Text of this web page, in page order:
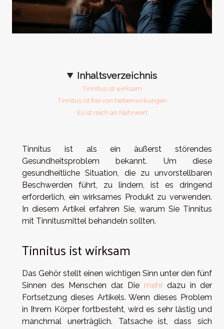
Inhaltsverzeichnis
Tinnitus ist wirksam
Tinnitus ist frei von Nebenwirkungen
Es ist reich an Nährwert
Tinnitus ist als ein äußerst störendes
Gesundheitsproblem bekannt. Um diese
gesundheitliche Situation, die zu unvorstellbaren
Beschwerden führt, zu lindern, ist es dringend
erforderlich, ein wirksames Produkt zu verwenden.
In diesem Artikel erfahren Sie, warum Sie Tinnitus
mit Tinnitusmittel behandeln sollten.
Tinnitus ist wirksam
Das Gehör stellt einen wichtigen Sinn unter den fünf
Sinnen des Menschen dar. Die mehrdazu in der
Fortsetzung dieses Artikels. Wenn dieses Problem
in Ihrem Körper fortbesteht, wird es sehr lästig und
manchmal unerträglich. Tatsache ist, dass sich